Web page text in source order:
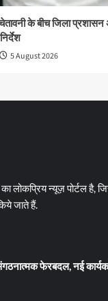
चेतावनी के बीच जिला
5 August 2026
लोकप्रिय न्यूज़ पोर्टल है,
जाते हैं.
फेरबदल, नई